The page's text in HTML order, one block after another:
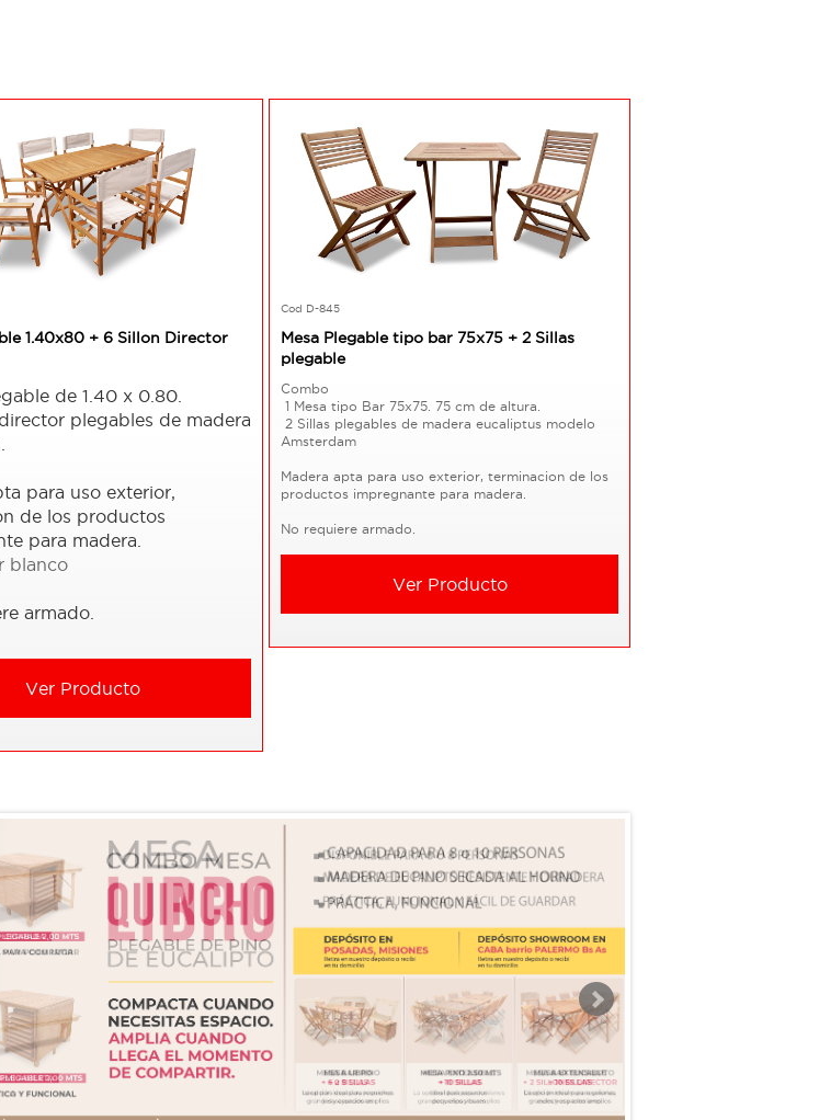
1.40x80 + 6 Sillon Director
de 1.40 x 0.80.
plegables de madera
para uso exterior,
de los productos
para madera.
blanco
armado.
Ver Producto
Cod D-845
Mesa Plegable tipo bar 75x75 + 2 Sillas
plegable
Combo
1 Mesa tipo Bar 75x75. 75 cm de altura.
2 Sillas plegables de madera eucaliptus modelo
Amsterdam
Madera apta para uso exterior, terminacion de los
productos impregnante para madera.
No requiere armado.
Ver Producto